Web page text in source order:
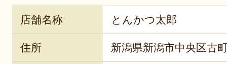
店舗名称 とんかつ太郎
住所 新潟県新潟市中央区古